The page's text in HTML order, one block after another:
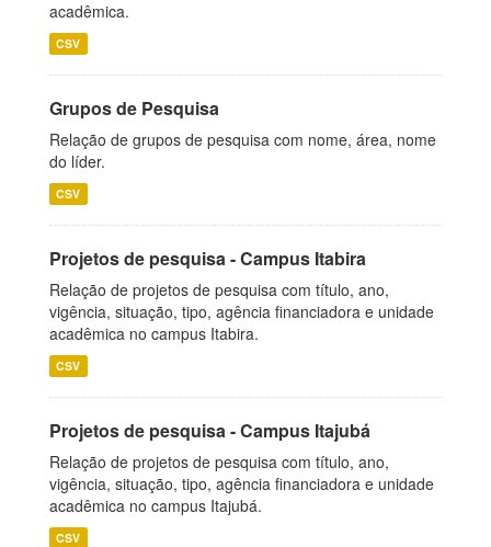
acadêmica.
CSV
Grupos de Pesquisa
Relação de grupos de pesquisa com nome, área, nome
do líder.
CSV
Projetos de pesquisa - Campus Itabira
Relação de projetos de pesquisa com título, ano,
vigência, situação, tipo, agência financiadora e unidade
acadêmica no campus Itabira.
CSV
Projetos de pesquisa - Campus Itajubá
Relação de projetos de pesquisa com título, ano,
vigência, situação, tipo, agência financiadora e unidade
acadêmica no campus Itajubá.
CSV